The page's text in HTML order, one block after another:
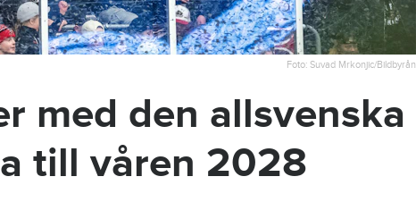
Foto: Suvad Mrkonjic/Bildbyrån
med den allsvenska
till våren 2028